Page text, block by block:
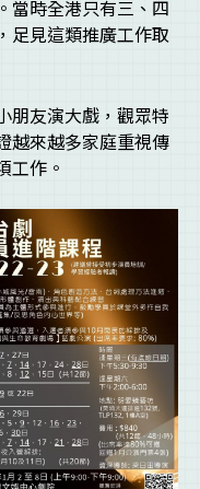
當時全港只有三、四
足見這類推廣工作取
朋友演大戲，觀眾特
越來越多家庭重視傳
工作。